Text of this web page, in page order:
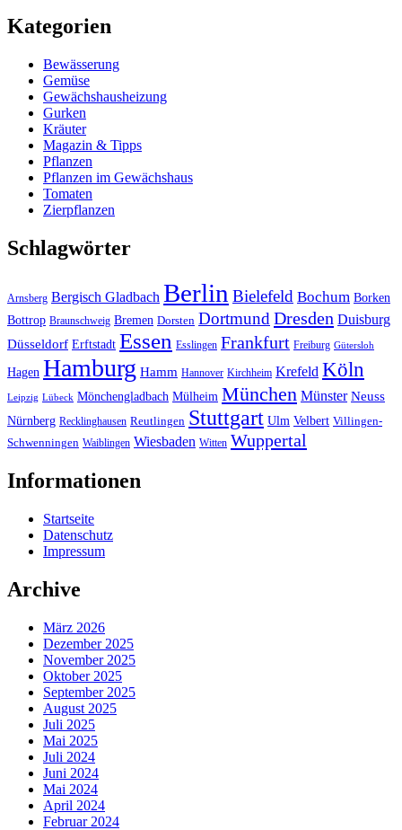
Kategorien
Bewässerung
Gemüse
Gewächshausheizung
Gurken
Kräuter
Magazin & Tipps
Pflanzen
Pflanzen im Gewächshaus
Tomaten
Zierpflanzen
Schlagwörter
Arnsberg Bergisch Gladbach Berlin Bielefeld Bochum Borken
Bottrop Braunschweig Bremen Dorsten Dortmund Dresden Duisburg
Düsseldorf Erftstadt Essen Esslingen Frankfurt Freiburg Gütersloh
Hagen Hamburg Hamm Hannover Kirchheim Krefeld Köln
Leipzig Lübeck Mönchengladbach Mülheim München Münster Neuss
Nürnberg Recklinghausen Reutlingen Stuttgart Ulm Velbert Villingen-
Schwenningen Waiblingen Wiesbaden Witten Wuppertal
Informationen
Startseite
Datenschutz
Impressum
Archive
März 2026
Dezember 2025
November 2025
Oktober 2025
September 2025
August 2025
Juli 2025
Mai 2025
Juli 2024
Juni 2024
Mai 2024
April 2024
Februar 2024